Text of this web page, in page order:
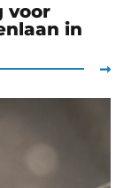
voor
in